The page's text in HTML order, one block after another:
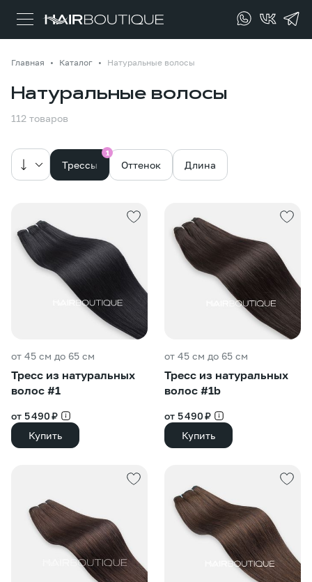
Главная Каталог Натуральные волосы
Натуральные волосы
112 товаров
Трессы
1
Оттенок Длина
от 45 см до 65 см
Тресс из натуральных
волос #1
от 5 490 ₽
Купить
от 45 см до 65 см
Тресс из натуральных
волос #1b
от 5 490 ₽
Купить